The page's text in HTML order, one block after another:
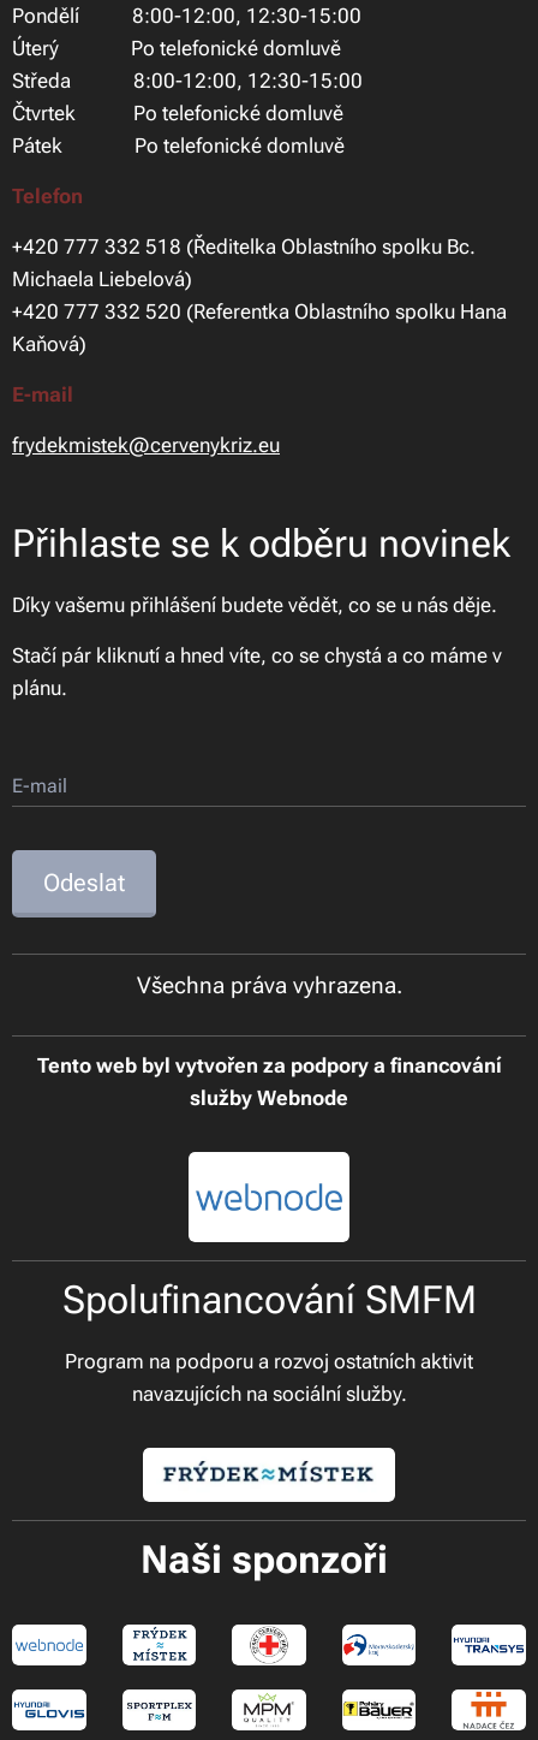
Pondělí 8:00-12:00, 12:30-15:00
Úterý Po telefonické domluvě
Středa 8:00-12:00, 12:30-15:00
Čtvrtek Po telefonické domluvě
Pátek Po telefonické domluvě
Telefon
+420 777 332 518 (Ředitelka Oblastního spolku Bc.
Michaela Liebelová)
+420 777 332 520 (Referentka Oblastního spolku Hana
Kaňová)
E-mail
frydekmistek@cervenykriz.eu
Přihlaste se k odběru novinek
Díky vašemu přihlášení budete vědět, co se u nás děje.
Stačí pár kliknutí a hned víte, co se chystá a co máme v
plánu.
E-mail
Odeslat
Všechna práva vyhrazena.
Tento web byl vytvořen za podpory a financování
služby Webnode
Spolufinancování SMFM
Program na podporu a rozvoj ostatních aktivit
navazujících na sociální služby.
Naši sponzoři